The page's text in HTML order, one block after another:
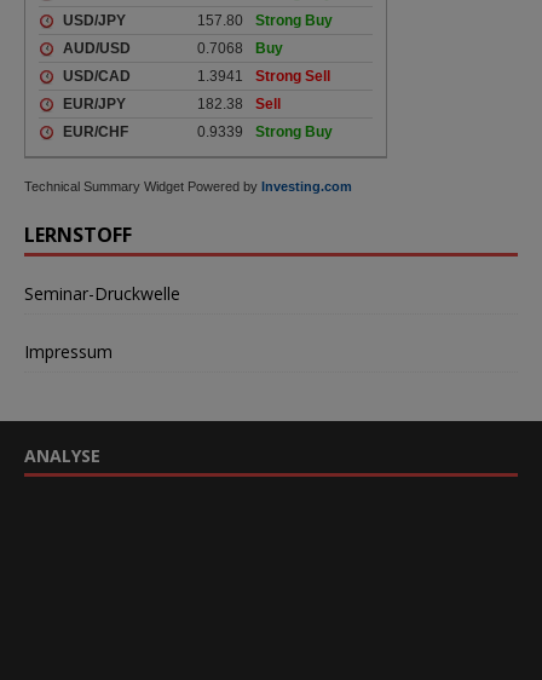
Technical Summary Widget Powered by Investing.com
LERNSTOFF
Seminar-Druckwelle
Impressum
ANALYSE